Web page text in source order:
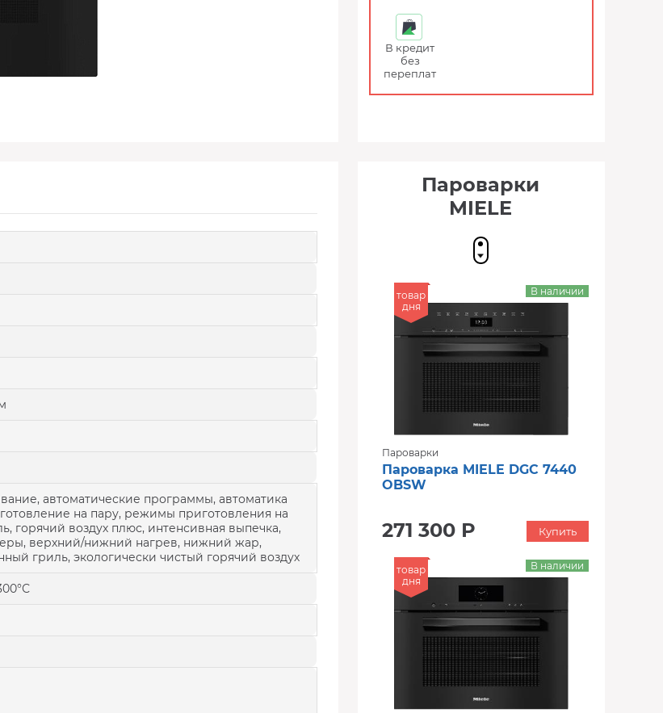
В кредит
без
переплат
автоматические программы, автоматика
на пару, режимы приготовления на
горячий воздух плюс, интенсивная выпечка,
верхний/нижний нагрев, нижний жар,
гриль, экологически чистый горячий воздух
Пароварки
MIELE
товар
дня
Пароварки
Пароварка MIELE DGC 7440
OBSW
271 300 Р
В наличии
Купить
товар
дня
В наличии